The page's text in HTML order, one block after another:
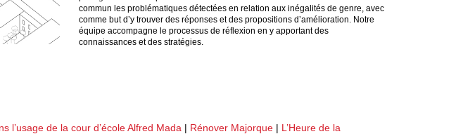
commun les problématiques détectées en relation aux inégalités de genre, avec
comme but d’y trouver des réponses et des propositions d’amélioration. Notre
équipe accompagne le processus de réflexion en y apportant des
connaissances et des stratégies.
l’usage de la cour d’école Alfred Mada | Rénover Majorque| L’Heure de la